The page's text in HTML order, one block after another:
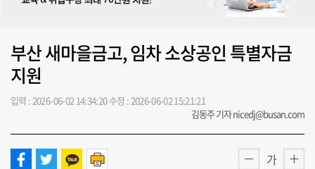
부산 새마을금고, 임차 소상공인 특별자금
지원
입력 : 2026-06-02 14:34:20수정 : 2026-06-02 15:21:21
김동주 기자 nicedj@busan.com
가